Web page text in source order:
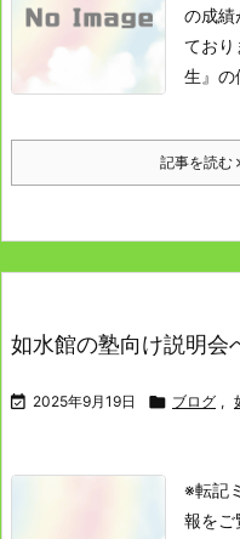
の成績
てお
生』の
記事を読む
如水館の塾向け説明会
 2025年9月19日  ブログ ,
※転記
報をご